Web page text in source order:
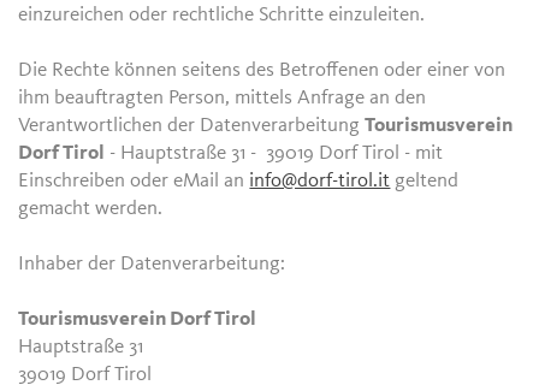
einzureichen oder rechtliche Schritte einzuleiten.
Die Rechte können seitens des Betroffenen oder einer von
ihm beauftragten Person, mittels Anfrage an den
Verantwortlichen der DatenverarbeitungTourismusverein
Dorf Tirol - Hauptstraße 31 - 39019 Dorf Tirol - mit
Einschreiben oder eMail an info@dorf-tirol.it geltend
gemacht werden.
Inhaber der Datenverarbeitung:
Tourismusverein Dorf Tirol
Hauptstraße 31
39019 Dorf Tirol